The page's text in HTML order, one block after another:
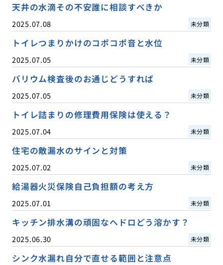
天井の水滴その不安誰に相談すべきか
2025.07.08 未分類
トイレつまりかけのコポコポ音と水位
2025.07.05 未分類
バリウム検査後のお通じどうすれば
2025.07.05 未分類
トイレ詰まりの修理費用保険は使える？
2025.07.04 未分類
住宅の敵漏水のサインと対策
2025.07.02 未分類
給湯器火災保険自己負担額の考え方
2025.07.01 未分類
キッチン排水溝の頑固なヘドロどう溶かす？
2025.06.30 未分類
シンク水漏れ自分で直せる範囲と注意点